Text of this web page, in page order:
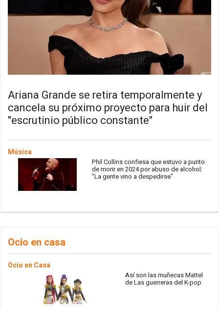
Ariana Grande se retira temporalmente y
cancela su próximo proyecto para huir del
"escrutinio público constante"
Música
Phil Collins confiesa que estuvo a punto
de morir en 2024 por abuso de alcohol:
"La gente vino a despedirse"
Ocio en casa
Ocio en Casa
Así son las muñecas Mattel
de Las guerreras del K-pop